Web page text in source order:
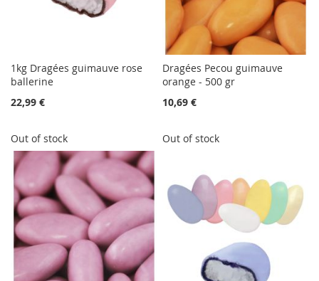
1kg Dragées guimauve rose
ballerine
22,99 €
Out of stock
Dragées Pecou guimauve
orange - 500 gr
10,69 €
Out of stock